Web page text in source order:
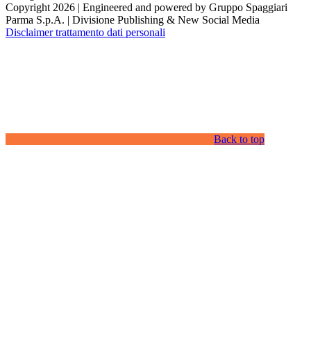
Copyright 2026 | Engineered and powered by Gruppo Spaggiari
Parma S.p.A. | Divisione Publishing & New Social Media
Disclaimer trattamento dati personali
Back to top